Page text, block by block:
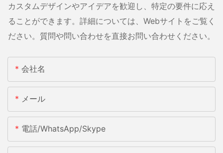
カスタムデザインやアイデアを歓迎し、特定の要件に応え
ることができます。詳細については、Webサイトをご覧く
ださい。質問や問い合わせを直接お問い合わせください。
会社名
メール
電話/WhatsApp/Skype